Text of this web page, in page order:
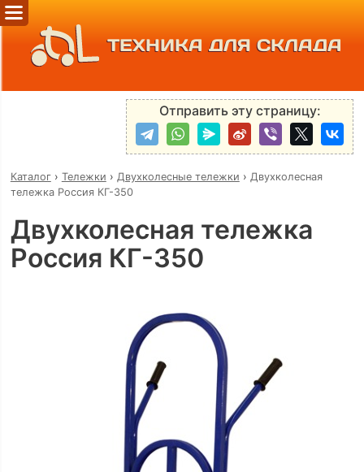
ТЕХНИКА ДЛЯ СКЛАДА
Отправить эту страницу:
Каталог› Тележки › Двухколесные тележки › Двухколесная
тележка Россия КГ-350
Двухколесная тележка
Россия КГ-350